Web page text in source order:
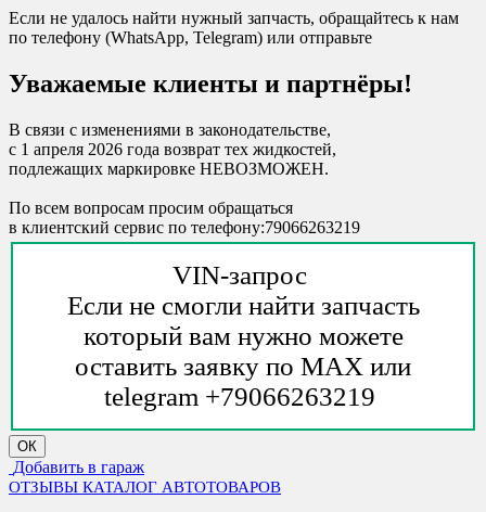
Если не удалось найти нужный запчасть, обращайтесь к нам
по телефону (WhatsApp, Telegram) или отправьте
Уважаемые клиенты и партнёры!
В связи с изменениями в законодательстве,
с 1 апреля 2026 года возврат тех жидкостей,
подлежащих маркировке НЕВОЗМОЖЕН.
По всем вопросам просим обращаться
в клиентский сервис по телефону:79066263219
VIN-запрос
Если не смогли найти запчасть
который вам нужно можете
оставить заявку по MAX или
telegram +79066263219
ОК
Добавить в гараж
ОТЗЫВЫ КАТАЛОГ АВТОТОВАРОВ